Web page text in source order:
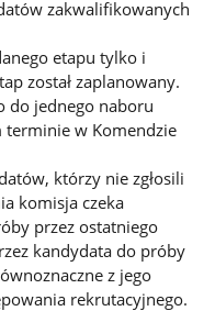
zakwalifikowanych
etapu tylko i
został zaplanowany.
do jednego naboru
w Komendzie
którzy nie zgłosili
komisja czeka
przez ostatniego
kandydata do próby
z jego
rekrutacyjnego.